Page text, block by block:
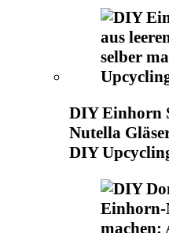
DIY Einhorn
Nutella
DIY